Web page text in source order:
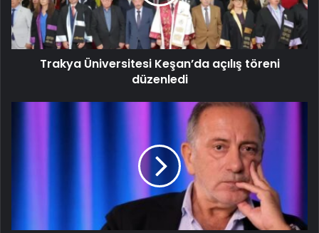
Trakya Üniversitesi Keşan’da açılış töreni
düzenledi